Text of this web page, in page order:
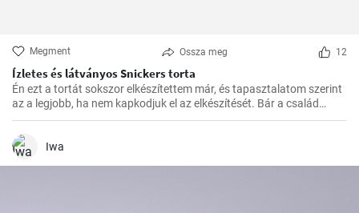
Megment Ossza meg 12
Ízletes és látványos Snickers torta
Én ezt a tortát sokszor elkészítettem már, és tapasztalatom szerint
az a legjobb, ha nem kapkodjuk el az elkészítését. Bár a család
mindig türelmetlenül várja, de megéri kivárni, hogy minden réteg
megfelelően megszilárduljon. Így lesz igazán ízletes és látványos a
végeredmény!
Iwa